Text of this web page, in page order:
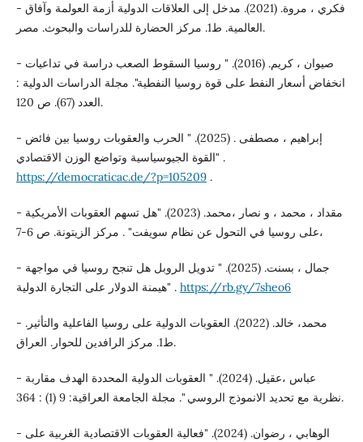
- فكري ، مروة. (2021). مدخل إلى العلاقات الدولية أزمة العولمة وآفاق
العالمية. ط1. مركز الحضارة للدراسات والبحوث. مصر.
- صيوان ، كريم. (2016). " روسيا السقوط الصعب دراسة في تداعيات
انخفاض أسعار النفط على قوة روسيا النفطية". مجلة الدراسات الدولية :
العدد (67). ص 120.
- إبراهيم ، مصطفى . (2025). " الحرب والعقوبات روسيا بين فائض
القوة الجيوسياسية وتواضع الوزن الاقتصادي" .
https://democraticac.de/?p=105209.
- مقداد ، محمد ، و نصار ،محمد. (2023). "هل تسهم العقوبات الأمريكية
على روسيا في التحول عن نظام سويفت" . مركز الزيتونة. ص 6-7،
- جمال ، بسنت. (2025). " تدويل الروبل هل تنجح روسيا في مواجهة
هيمنة الدولار على التجارة الدولية" . https://rb.gy/7sheo6
- محمد، خالد. (2022). العقوبات الدولية على روسيا الفاعلية والتأثير.
ط1. مركز الرافدين للحوار. العراق.
- عباس ،عقيل. (2024). " العقوبات الدولية المحددة الهدف مقاربة
نظرية مع تحديد الانموذج الروسي ". مجلة الجامعة العراقية: 9 (1) : 364.
- الوهابي ، رضوان. (2024). "فعالية العقوبات الاقتصادية الغربية على